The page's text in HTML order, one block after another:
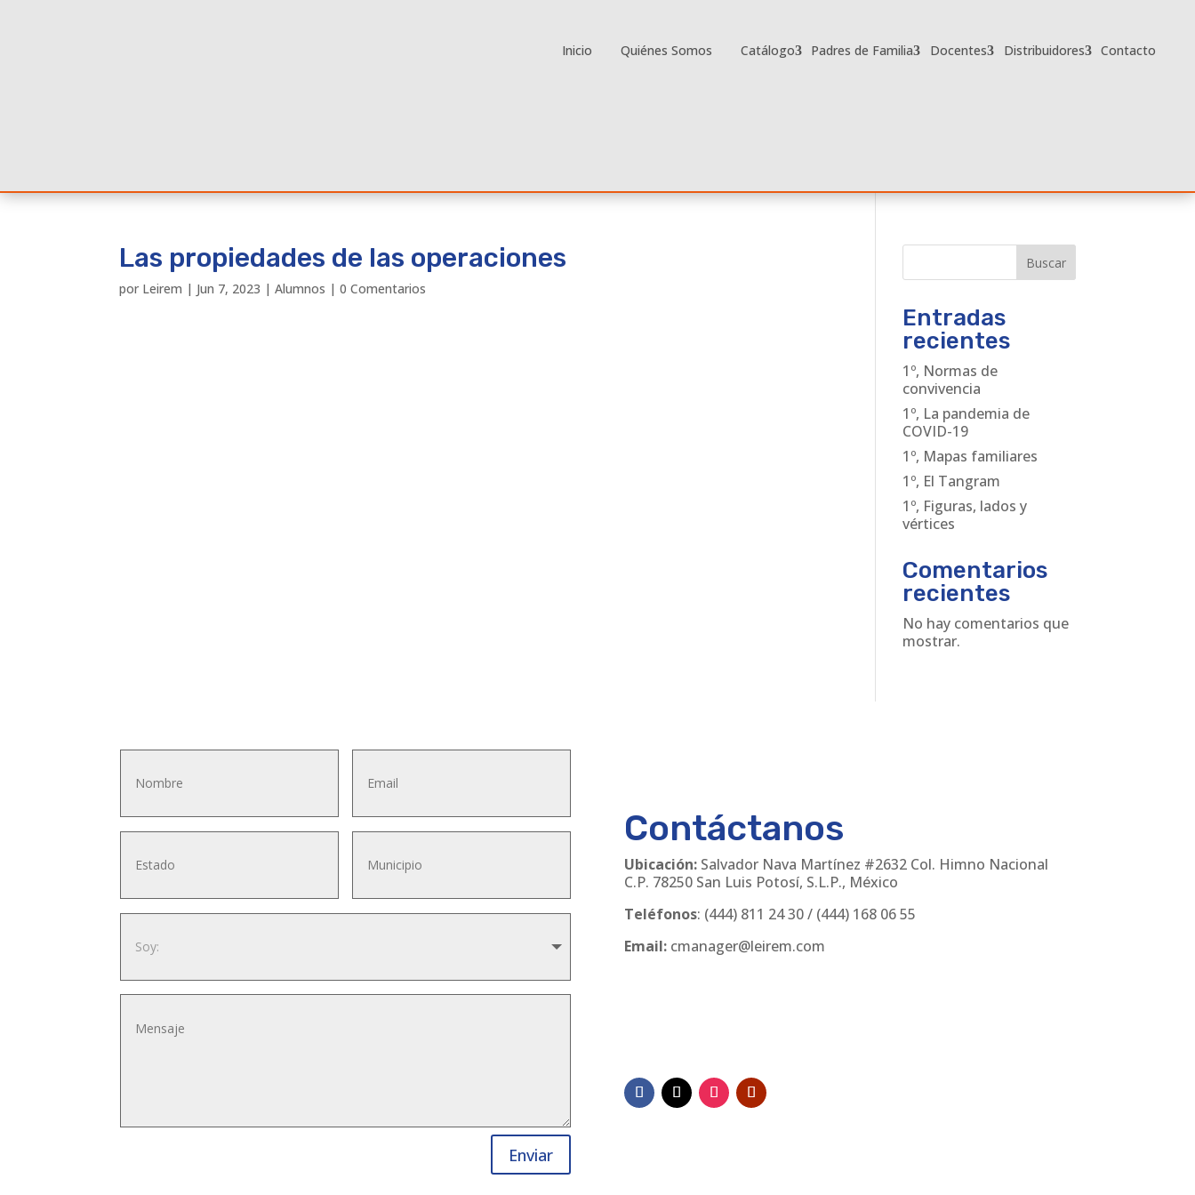
Inicio Quiénes Somos Catálogo Padres de Familia Docentes Distribuidores Contacto
Las propiedades de las operaciones
por Leirem | Jun 7, 2023 |Alumnos |0 Comentarios
Buscar
Entradas
recientes
1º, Normas de
convivencia
1º, La pandemia de
COVID-19
1º, Mapas familiares
1º, El Tangram
1º, Figuras, lados y
vértices
Comentarios
recientes
No hay comentarios que
mostrar.
Enviar
Contáctanos
Ubicación:Salvador Nava Martínez #2632 Col. Himno Nacional
C.P. 78250 San Luis Potosí, S.L.P., México
Teléfonos: (444) 811 24 30/ (444) 168 06 55
Email: cmanager@leirem.com